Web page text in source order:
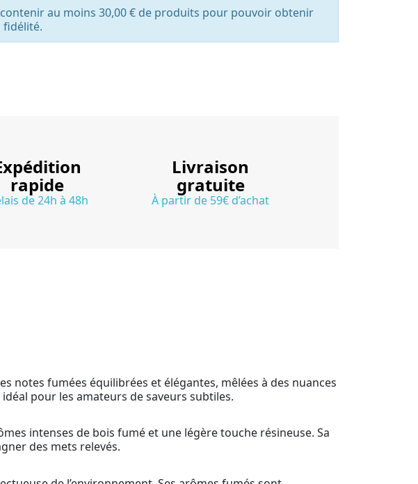
au moins 30,00 € de produits pour pouvoir obtenir
fidélité.
rapide
de 24h à 48h
Livraison
gratuite
À partir de 59€ d’achat
notes fumées équilibrées et élégantes, mêlées à des nuances
pour les amateurs de saveurs subtiles.
intenses de bois fumé et une légère touche résineuse. Sa
des mets relevés.